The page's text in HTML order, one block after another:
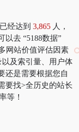
经达到 3,865 人，
以去 “5188数据”
网站价值评估因素
及索引量、用户体
还是需要根据您自
要找>全历史的站长
等！